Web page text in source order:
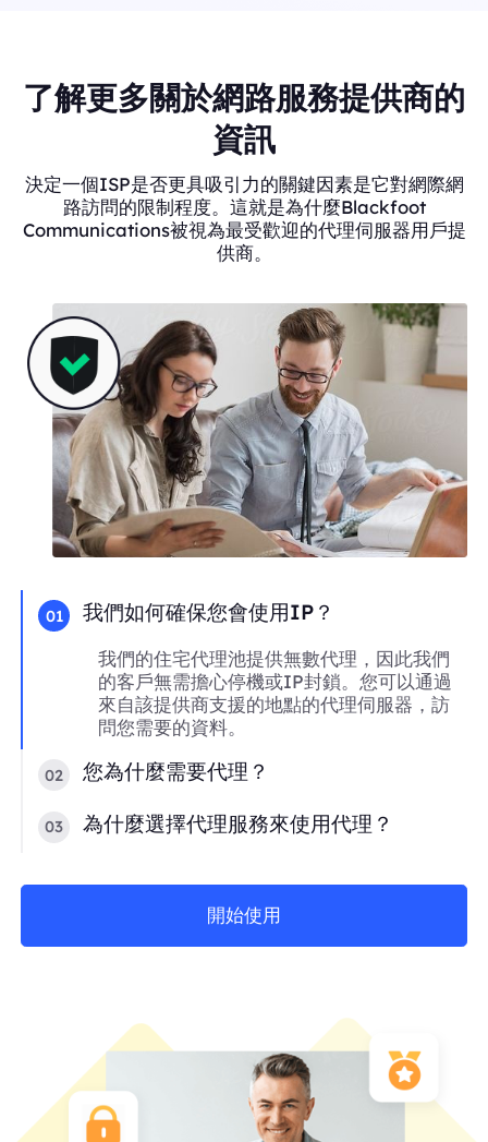
了解更多關於網路服務提供商的
資訊
決定一個ISP是否更具吸引力的關鍵因素是它對網際網
路訪問的限制程度。這就是為什麼Blackfoot
Communications被視為最受歡迎的代理伺服器用戶提
供商。
01 我們如何確保您會使用IP？
我們的住宅代理池提供無數代理，因此我們
的客戶無需擔心停機或IP封鎖。您可以通過
來自該提供商支援的地點的代理伺服器，訪
問您需要的資料。
02 您為什麼需要代理？
03 為什麼選擇代理服務來使用代理？
開始使用